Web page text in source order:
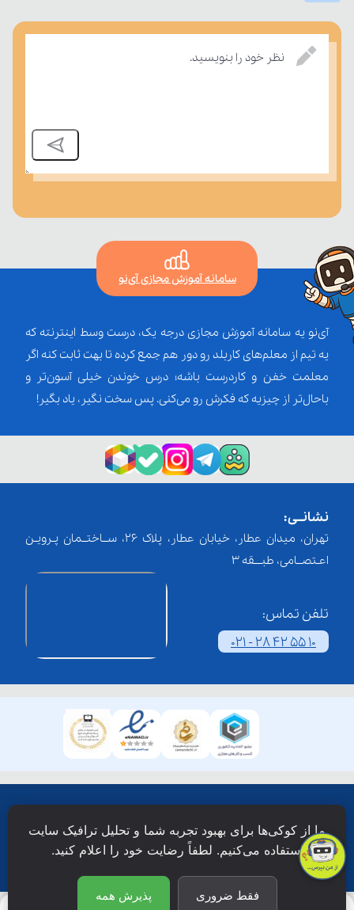
نظر خود را بنویسید.
سامانه آموزش مجازی آی‌نو
آی‌نو یه سامانه آموزش مجازی درجه یک، درست وسط اینترنته که
یه تیم از معلم‌‌های کاربلد رو دور هم جمع کرده تا بهت ثابت کنه اگر
معلمت خفن و کاردرست باشه؛ درس خوندن خیلی آسون‌تر و
باحال‌تر از چیزیه که فکرش رو می‌کنی. پس سخت نگیر، یاد بگیر!
نشانــی:
تهران، میدان عطار، خیابان عطار، پلاک 26، ســاختــمان پـرویـن
اعـتصــامی، طبـــقه 3
تلفن تماس:
021 - 28 42 55 10
دانش نویان محفوظ است.
ما از کوکی‌ها برای بهبود تجربه شما و تحلیل ترافیک سایت
استفاده می‌کنیم. لطفاً رضایت خود را اعلام کنید.
فقط ضروری پذیرش همه